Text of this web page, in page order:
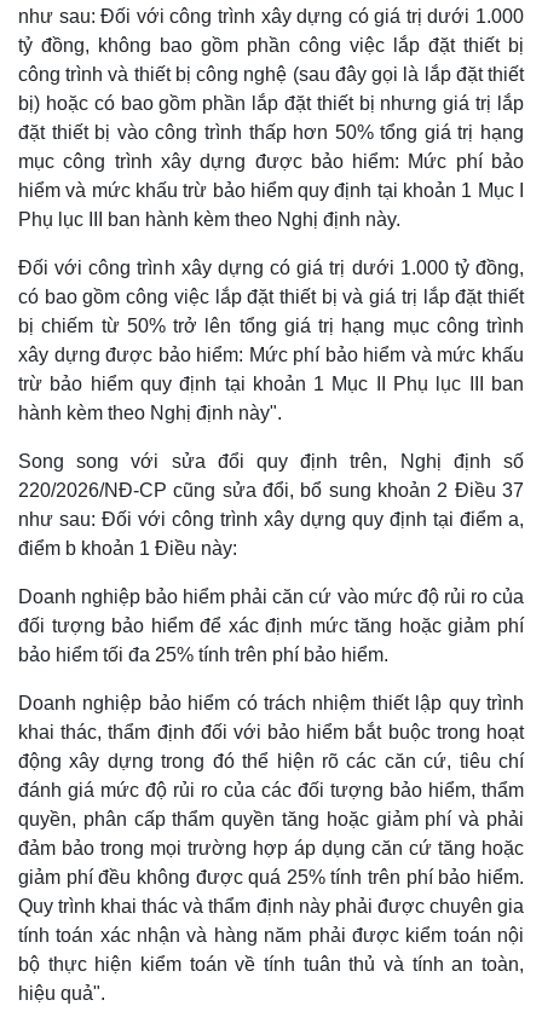
như sau: Đối với công trình xây dựng có giá trị dưới 1.000
tỷ đồng, không bao gồm phần công việc lắp đặt thiết bị
công trình và thiết bị công nghệ (sau đây gọi là lắp đặt thiết
bị) hoặc có bao gồm phần lắp đặt thiết bị nhưng giá trị lắp
đặt thiết bị vào công trình thấp hơn 50% tổng giá trị hạng
mục công trình xây dựng được bảo hiểm: Mức phí bảo
hiểm và mức khấu trừ bảo hiểm quy định tại khoản 1 Mục I
Phụ lục III ban hành kèm theo Nghị định này.
Đối với công trình xây dựng có giá trị dưới 1.000 tỷ đồng,
có bao gồm công việc lắp đặt thiết bị và giá trị lắp đặt thiết
bị chiếm từ 50% trở lên tổng giá trị hạng mục công trình
xây dựng được bảo hiểm: Mức phí bảo hiểm và mức khấu
trừ bảo hiểm quy định tại khoản 1 Mục II Phụ lục III ban
hành kèm theo Nghị định này".
Song song với sửa đổi quy định trên, Nghị định số
220/2026/NĐ-CP cũng sửa đổi, bổ sung khoản 2 Điều 37
như sau: Đối với công trình xây dựng quy định tại điểm a,
điểm b khoản 1 Điều này:
Doanh nghiệp bảo hiểm phải căn cứ vào mức độ rủi ro của
đối tượng bảo hiểm để xác định mức tăng hoặc giảm phí
bảo hiểm tối đa 25% tính trên phí bảo hiểm.
Doanh nghiệp bảo hiểm có trách nhiệm thiết lập quy trình
khai thác, thẩm định đối với bảo hiểm bắt buộc trong hoạt
động xây dựng trong đó thể hiện rõ các căn cứ, tiêu chí
đánh giá mức độ rủi ro của các đối tượng bảo hiểm, thẩm
quyền, phân cấp thẩm quyền tăng hoặc giảm phí và phải
đảm bảo trong mọi trường hợp áp dụng căn cứ tăng hoặc
giảm phí đều không được quá 25% tính trên phí bảo hiểm.
Quy trình khai thác và thẩm định này phải được chuyên gia
tính toán xác nhận và hàng năm phải được kiểm toán nội
bộ thực hiện kiểm toán về tính tuân thủ và tính an toàn,
hiệu quả".